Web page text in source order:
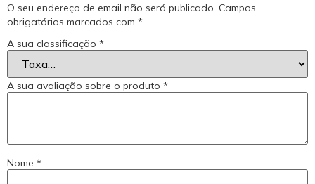
O seu endereço de email não será publicado. Campos
obrigatórios marcados com *
A sua classificação *
A sua avaliação sobre o produto *
Nome *